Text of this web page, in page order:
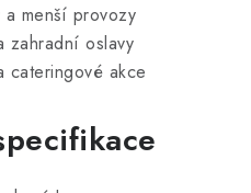
menší provozy
zahradní oslavy
cateringové akce